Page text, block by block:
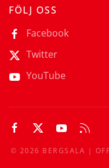
FÖLJ OSS
Facebook
Twitter
YouTube
© 2026 BERGSALA |